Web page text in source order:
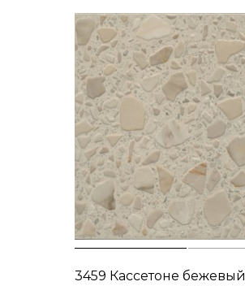
3459 Кассетоне бежевый